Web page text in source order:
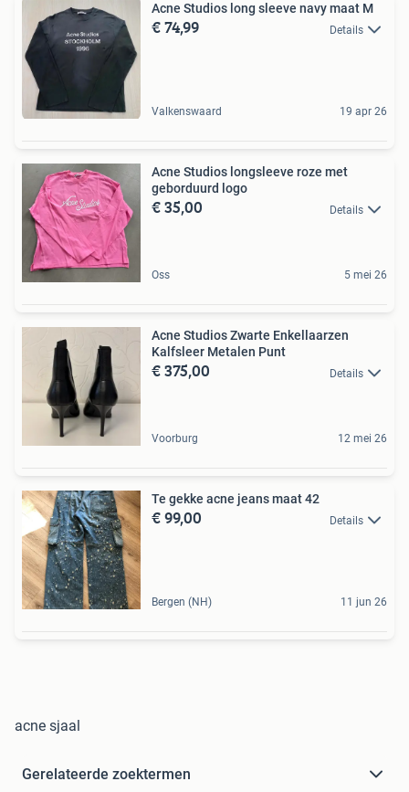
Acne Studios long sleeve navy maat M
€ 74,99 Details
Valkenswaard 19 apr 26
Acne Studios longsleeve roze met
geborduurd logo
€ 35,00 Details
Oss 5 mei 26
Acne Studios Zwarte Enkellaarzen
Kalfsleer Metalen Punt
€ 375,00 Details
Voorburg 12 mei 26
Te gekke acne jeans maat 42
€ 99,00 Details
Bergen (NH) 11 jun 26
acne sjaal
Gerelateerde zoektermen